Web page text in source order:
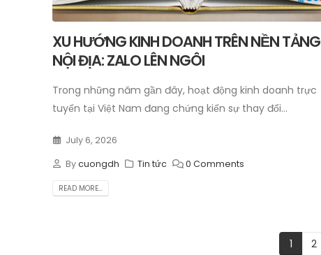
XU HƯỚNG KINH DOANH TRÊN NỀN TẢNG
NỘI ĐỊA: ZALO LÊN NGÔI
Trong những năm gần đây, hoạt động kinh doanh trực
tuyến tại Việt Nam đang chứng kiến sự thay đổi...
July 6, 2026
Bycuongdh Tin tức 0 Comments
READ MORE...
1 2